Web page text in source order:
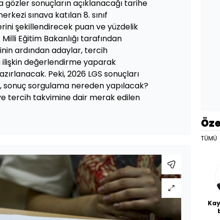
gözler sonuçların açıklanacağı tarihe
sınava katılan 8. sınıf
şekillendirecek puan ve yüzdelik
Eğitim Bakanlığı tarafından
ardından adaylar, tercih
değerlendirme yaparak
Peki, 2026 LGS sonuçları
sonuç sorgulama nereden yapılacak?
tercih takvimine dair merak edilen
TÜMÜ